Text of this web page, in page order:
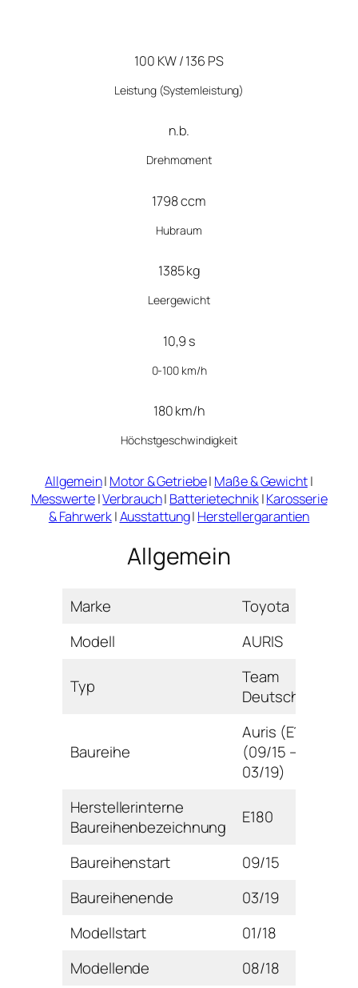
100 KW / 136 PS
Leistung(Systemleistung)
n.b.
Drehmoment
1798 ccm
Hubraum
1385 kg
Leergewicht
10,9 s
0-100 km/h
180 km/h
Höchstgeschwindigkeit
Allgemein| Motor & Getriebe| Maße & Gewicht|
Messwerte|Verbrauch| Batterietechnik|Karosserie
& Fahrwerk|Ausstattung| Herstellergarantien
Allgemein
Marke
Toyota
Modell
AURIS
Typ
Team
Deutschland
Baureihe
Auris (E18)
(09/15 –
03/19)
Herstellerinterne
Baureihenbezeichnung
E180
Baureihenstart
09/15
Baureihenende
03/19
Modellstart
01/18
Modellende
08/18